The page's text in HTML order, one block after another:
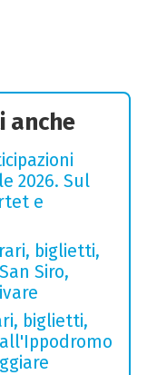
anche
2026. Sul
e
biglietti,
Siro,
biglietti,